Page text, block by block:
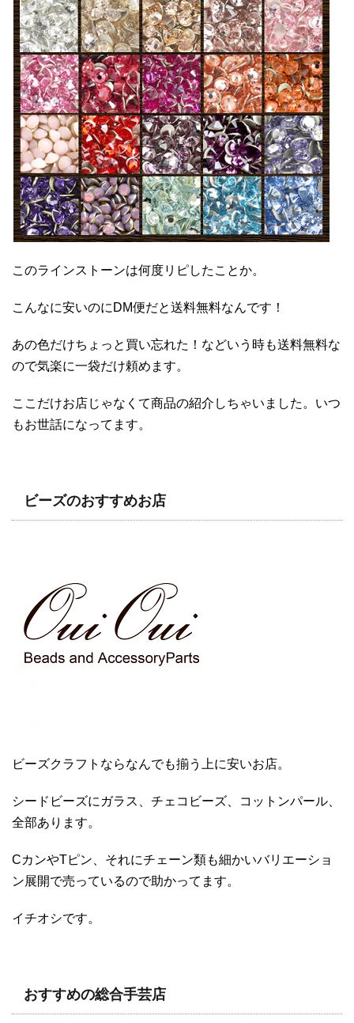
このラインストーンは何度リピしたことか。
こんなに安いのにDM便だと送料無料なんです！
あの色だけちょっと買い忘れた！などいう時も送料無料な
ので気楽に一袋だけ頼めます。
ここだけお店じゃなくて商品の紹介しちゃいました。いつ
もお世話になってます。
ビーズのおすすめお店
ビーズクラフトならなんでも揃う上に安いお店。
シードビーズにガラス、チェコビーズ、コットンパール、
全部あります。
CカンやTピン、それにチェーン類も細かいバリエーショ
ン展開で売っているので助かってます。
イチオシです。
おすすめの総合手芸店